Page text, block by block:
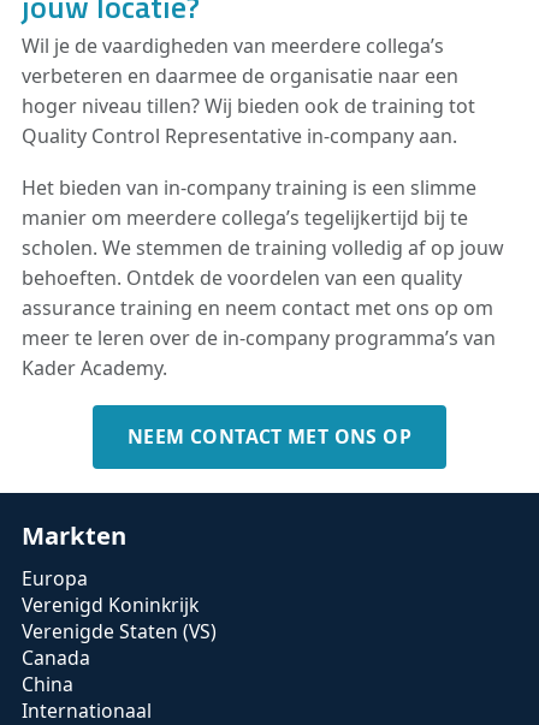
gekwalificeerde Quality Assurance
Officer draagt bij aan de implementatie
van het kwaliteitsmanagementsysteem,
dat processen continu verbetert,
inefficiënties vermindert en de
productiviteit verhoogt. Deze
voortdurende focus op verbetering
versterkt de operationele prestaties.
Cross-departementale samenwerking
Quality Assurance Officers werken
nauw samen met teams van productie,
supply chain, RD en klantenservice om
ervoor te zorgen dat kwaliteit in de hele
organisatie is geïntegreerd. Deze
samenwerking bevordert teamwork,
van processen binnen het bedrijf.
Wil je de vaardigheden van meerdere collega’s
verbeteren en daarmee de organisatie naar een
hoger niveau tillen? Wij bieden ook de training tot
Quality Control Representative in-company aan.
Het bieden van in-company training is een slimme
manier om meerdere collega’s tegelijkertijd bij te
scholen. We stemmen de training volledig af op jouw
behoeften. Ontdek de voordelen van een quality
assurance training en neem contact met ons op om
meer te leren over de in-company programma’s van
Kader Academy.
NEEM CONTACT MET ONS OP
Markten
Europa
Verenigd Koninkrijk
Verenigde Staten (VS)
Canada
China
Internationaal